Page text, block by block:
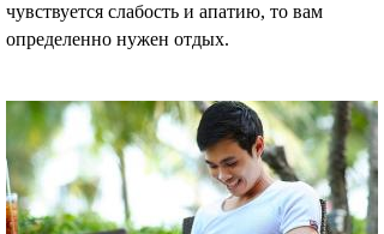
чувствуется слабость и апатию, то вам
определенно нужен отдых.